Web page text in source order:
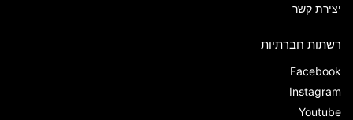
יצירת קשר
רשתות חברתיות
Facebook
Instagram
Youtube